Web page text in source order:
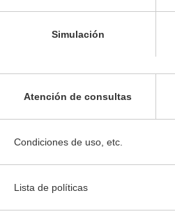
Simulación
Atención de consultas
Condiciones de uso, etc.
Lista de políticas